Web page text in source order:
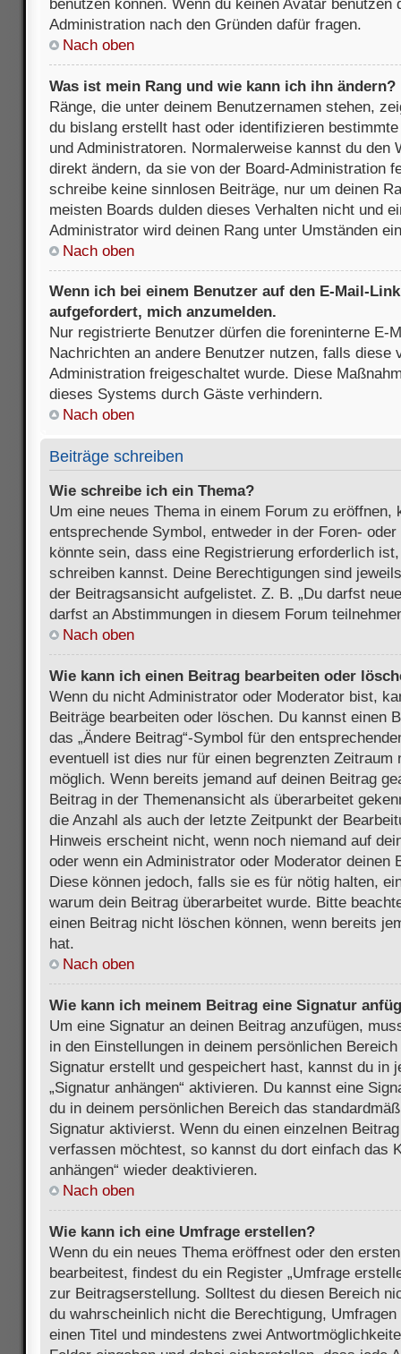
benutzen können. Wenn du keinen Avatar
Administration nach den Gründen dafür fragen.
Nach oben
Was ist mein Rang und wie kann ich ihn ändern?
Ränge, die unter deinem Benutzernamen stehen,
du bislang erstellt hast oder identifizieren
und Administratoren. Normalerweise kannst du den
direkt ändern, da sie von der Board-Administration
schreibe keine sinnlosen Beiträge, nur um deinen
meisten Boards dulden dieses Verhalten nicht und
Administrator wird deinen Rang unter Umständen
Nach oben
Wenn ich bei einem Benutzer auf den E-Mail-
aufgefordert, mich anzumelden.
Nur registrierte Benutzer dürfen die foreninterne E-
Nachrichten an andere Benutzer nutzen, falls diese
Administration freigeschaltet wurde. Diese
dieses Systems durch Gäste verhindern.
Nach oben
Beiträge schreiben
Wie schreibe ich ein Thema?
Um eine neues Thema in einem Forum zu eröffnen,
entsprechende Symbol, entweder in der Foren-
könnte sein, dass eine Registrierung erforderlich
schreiben kannst. Deine Berechtigungen sind
der Beitragsansicht aufgelistet. Z. B. „Du darfst
darfst an Abstimmungen in diesem Forum
Nach oben
Wie kann ich einen Beitrag bearbeiten oder
Wenn du nicht Administrator oder Moderator bist,
Beiträge bearbeiten oder löschen. Du kannst einen
das „Ändere Beitrag“-Symbol für den
eventuell ist dies nur für einen begrenzten Zeitraum
möglich. Wenn bereits jemand auf deinen Beitrag
Beitrag in der Themenansicht als überarbeitet
die Anzahl als auch der letzte Zeitpunkt der
Hinweis erscheint nicht, wenn noch niemand auf
oder wenn ein Administrator oder Moderator deinen
Diese können jedoch, falls sie es für nötig halten,
warum dein Beitrag überarbeitet wurde. Bitte
einen Beitrag nicht löschen können, wenn bereits
hat.
Nach oben
Wie kann ich meinem Beitrag eine Signatur
Um eine Signatur an deinen Beitrag anzufügen,
in den Einstellungen in deinem persönlichen
Signatur erstellt und gespeichert hast, kannst du in
„Signatur anhängen“ aktivieren. Du kannst eine
du in deinem persönlichen Bereich das
Signatur aktivierst. Wenn du einen einzelnen
verfassen möchtest, so kannst du dort einfach das
anhängen“ wieder deaktivieren.
Nach oben
Wie kann ich eine Umfrage erstellen?
Wenn du ein neues Thema eröffnest oder den
bearbeitest, findest du ein Register „Umfrage
zur Beitragserstellung. Solltest du diesen Bereich
du wahrscheinlich nicht die Berechtigung,
einen Titel und mindestens zwei